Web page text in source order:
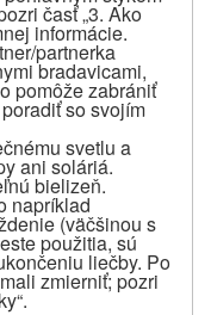
časť „3. Ako
informácie.
partnerka
bradavicami,
pomôže zabrániť
so svojím
svetlu a
ani soláriá.
bielizeň.
napríklad
(väčšinou s
použitia, sú
liečby. Po
zmierniť; pozri